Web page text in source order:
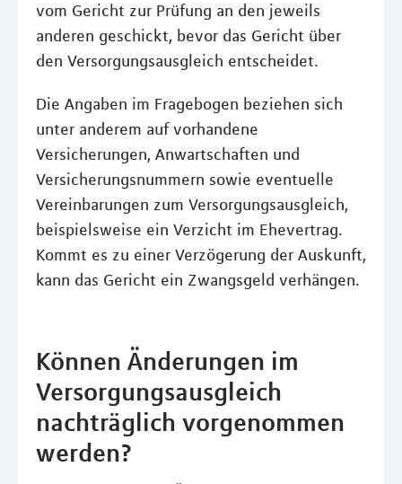
vom Gericht zur Prüfung an den jeweils
anderen geschickt, bevor das Gericht über
den Versorgungsausgleich entscheidet.
Die Angaben im Fragebogen beziehen sich
unter anderem auf vorhandene
Versicherungen, Anwartschaften und
Versicherungsnummern sowie eventuelle
Vereinbarungen zum Versorgungsausgleich,
beispielsweise ein Verzicht im Ehevertrag.
Kommt es zu einer Verzögerung der Auskunft,
kann das Gericht ein Zwangsgeld verhängen.
Können Änderungen im
Versorgungsausgleich
nachträglich vorgenommen
werden?